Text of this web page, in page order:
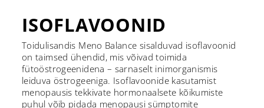
ISOFLAVOONID
Toidulisandis Meno Balance sisalduvad isoflavoonid
on taimsed ühendid, mis võivad toimida
fütoöstrogeenidena – sarnaselt inimorganismis
leiduva östrogeeniga. Isoflavoonide kasutamist
menopausis tekkivate hormonaalsete kõikumiste
puhul võib pidada menopausi sümptomite